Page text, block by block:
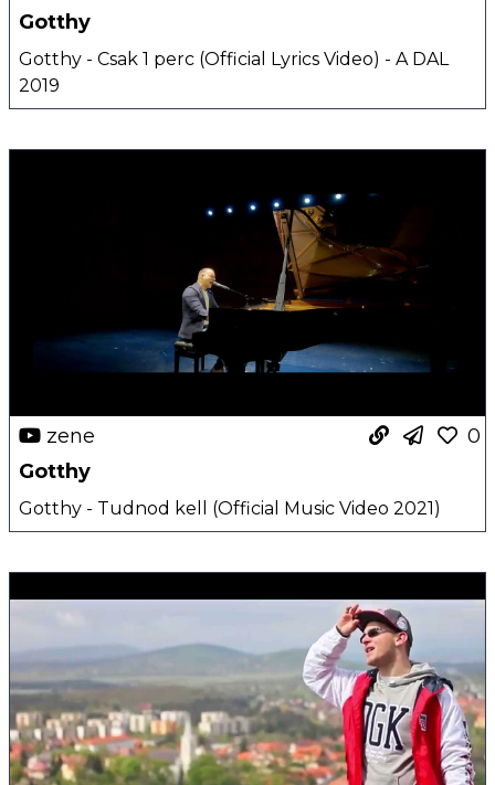
Gotthy
Gotthy - Csak 1 perc (Official Lyrics Video) - A DAL
2019
zene
0
Gotthy
Gotthy - Tudnod kell (Official Music Video 2021)